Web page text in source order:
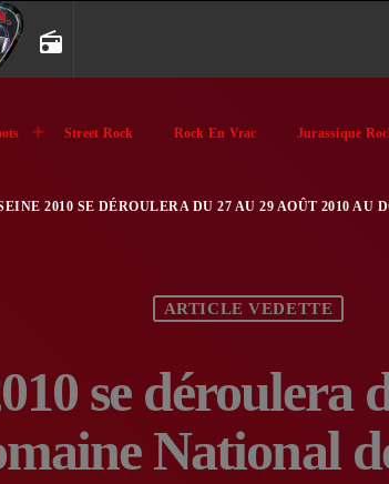
radio
Street Rock Rock En Vrac Jurassique
2010 SE DÉROULERA DU 27 AU 29 AOÛT 2010
ARTICLE VEDETTE
se déroulera
National